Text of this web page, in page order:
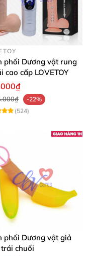
phối Dương vật rung
cao cấp LOVETOY
-22%
(524)
phối Dương vật giả
chuối